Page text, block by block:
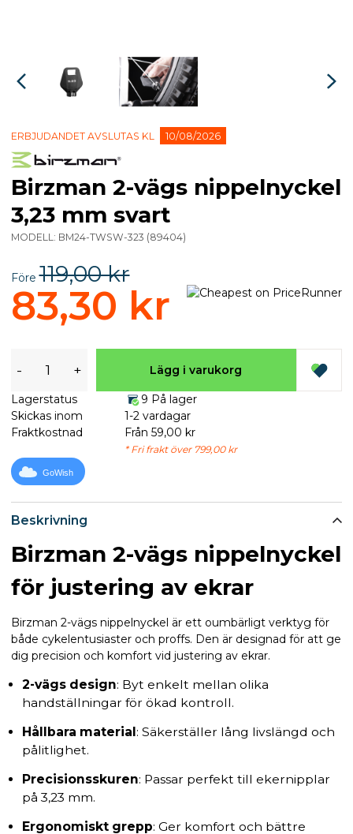
Beskrivning
Birzman 2-vägs nippelnyckel
för justering av ekrar
Birzman 2-vägs nippelnyckel är ett oumbärligt verktyg för
både cykelentusiaster och proffs. Den är designad för att ge
dig precision och komfort vid justering av ekrar.
2-vägs design: Byt enkelt mellan olika
handställningar för ökad kontroll.
Hållbara material: Säkerställer lång livslängd och
pålitlighet.
Precisionsskuren: Passar perfekt till ekernipplar
på 3,23 mm.
Ergonomiskt grepp: Ger komfort och bättre
ERBJUDANDET AVSLUTAS KL 10/08/2026
Birzman 2-vägs nippelnyckel
3,23 mm svart
MODELL: BM24-TWSW-323 (89404)
Före 119,00 kr
83,30 kr
- + Lägg i varukorg
Lagerstatus
9 På lager
Skickas inom
1-2 vardagar
Fraktkostnad
Från 59,00 kr
* Fri frakt över 799,00 kr
GoWish